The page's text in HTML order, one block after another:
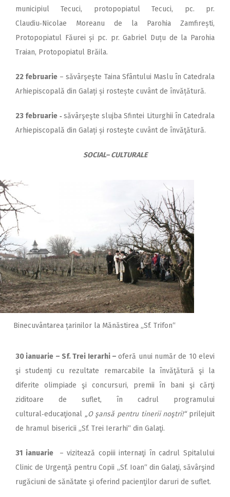
municipiul Tecuci, protopopiatul Tecuci, pc. pr.
Claudiu‑Nicolae Moreanu de la Parohia Zamfirești,
Protopopiatul Făurei și pc. pr. Gabriel Duțu de la Parohia
Traian, Protopopiatul Brăila.
22 februarie – săvârşeşte Taina Sfântului Maslu în Catedrala
Arhiepiscopală din Galați și rostește cuvânt de învățătură.
23 februarie ‑ săvârşeşte slujba Sfintei Liturghii în Catedrala
Arhiepiscopală din Galați și rosteşte cuvânt de învăţătură.
SOCIAL– CULTURALE
Binecuvântarea țarinilor la Mănăstirea „Sf. Trifon“
30 ianuarie – Sf. Trei Ierarhi –oferă unui număr de 10 elevi
şi studenţi cu rezultate remarcabile la învăţătură şi la
diferite olimpiade şi concursuri, premii în bani şi cărţi
ziditoare de suflet, în cadrul programului
cultural‑educaţional „O şansă pentru tinerii noştri!“prilejuit
de hramul bisericii „Sf. Trei Ierarhi“ din Galaţi.
31 ianuarie
– vizitează copiii internaţi în cadrul Spitalului
Clinic de Urgenţă pentru Copii „Sf. Ioan“ din Galaţi, săvârşind
rugăciuni de sănătate şi oferind pacienţilor daruri de suflet.